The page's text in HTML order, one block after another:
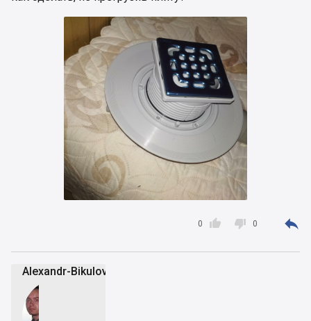

0  0 
Alexandr-Bikulov